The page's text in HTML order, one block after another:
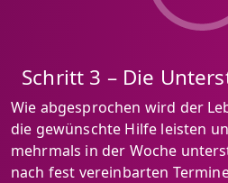
Schritt 3 – Die
Wie abgesprochen wird der
die gewünschte Hilfe leisten
mehrmals in der Woche
nach fest vereinbarten